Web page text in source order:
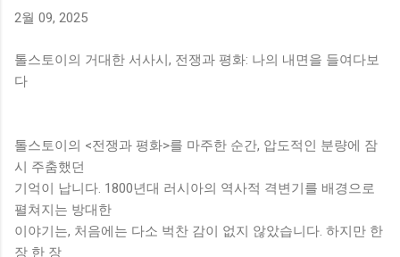
2월 09, 2025
톨스토이의 거대한 서사시, 전쟁과 평화: 나의 내면을 들여다보
다
톨스토이의 <전쟁과 평화>를 마주한 순간, 압도적인 분량에 잠
시 주춤했던
기억이 납니다. 1800년대 러시아의 역사적 격변기를 배경으로
펼쳐지는 방대한
이야기는, 처음에는 다소 벅찬 감이 없지 않았습니다. 하지만 한
장 한 장